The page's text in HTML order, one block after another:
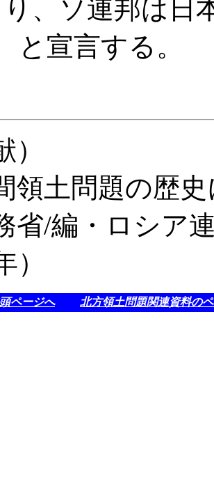
り、ソ連邦は日
と宣言する。
領土問題の歴
省/編・ロシア
）
ページへ 北方領土問題関連資料の